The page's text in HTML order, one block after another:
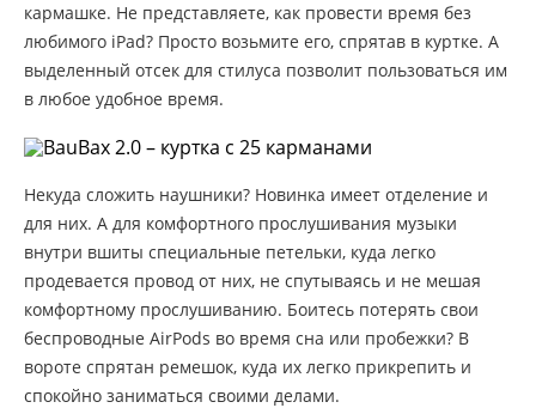
кармашке. Не представляете, как провести время без
любимого iPad? Просто возьмите его, спрятав в куртке. А
выделенный отсек для стилуса позволит пользоваться им
в любое удобное время.
Некуда сложить наушники? Новинка имеет отделение и
для них. А для комфортного прослушивания музыки
внутри вшиты специальные петельки, куда легко
продевается провод от них, не спутываясь и не мешая
комфортному прослушиванию. Боитесь потерять свои
беспроводные AirPods во время сна или пробежки? В
вороте спрятан ремешок, куда их легко прикрепить и
спокойно заниматься своими делами.